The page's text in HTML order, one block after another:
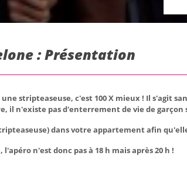
: Présentation
stripteaseuse, c'est 100 X mieux ! Il s'agit
il n'existe pas d'enterrement de vie de garçon
dans votre appartement afin
n'est donc pas à 18 h mais après 20 h !